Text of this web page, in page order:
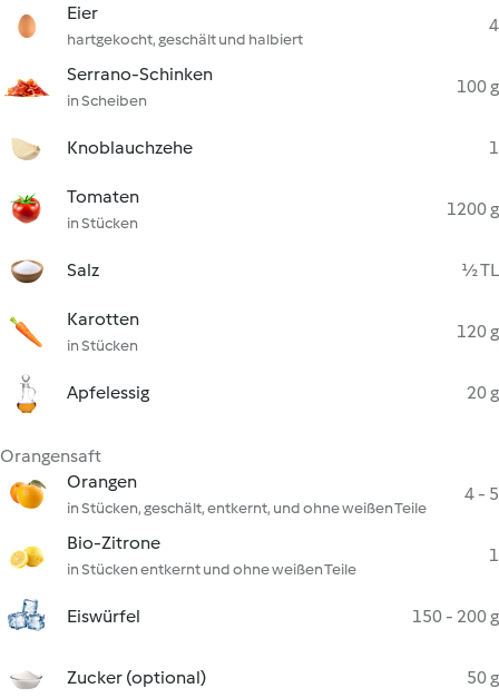
Eier
hartgekocht, geschält und halbiert
4
Serrano-Schinken
in Scheiben
100 g
Knoblauchzehe 1
Tomaten
in Stücken
1200 g
Salz ½ TL
Karotten
in Stücken
120 g
Apfelessig 20 g
Orangensaft
Orangen
in Stücken, geschält, entkernt, und ohne weißen Teile
4 - 5
Bio-Zitrone
in Stücken entkernt und ohne weißen Teile
1
Eiswürfel 150 - 200 g
Zucker (optional) 50 g